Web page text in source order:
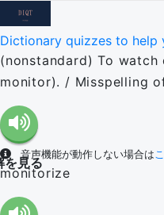
Dictionary quizzes to help
(nonstandard) To
monitor). / Misspelling
音声機能が動作しない場合は
を見る
monitorize